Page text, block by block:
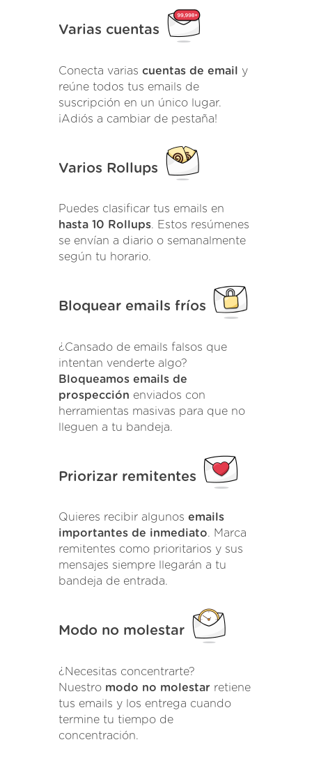
Varias cuentas
Conecta varias cuentas de email y
reúne todos tus emails de
suscripción en un único lugar.
¡Adiós a cambiar de pestaña!
Varios Rollups
Puedes clasificar tus emails en
hasta 10 Rollups. Estos resúmenes
se envían a diario o semanalmente
según tu horario.
Bloquear emails fríos
¿Cansado de emails falsos que
intentan venderte algo?
Bloqueamos emails de
prospección enviados con
herramientas masivas para que no
lleguen a tu bandeja.
Priorizar remitentes
Quieres recibir algunos emails
importantes de inmediato. Marca
remitentes como prioritarios y sus
mensajes siempre llegarán a tu
bandeja de entrada.
Modo no molestar
¿Necesitas concentrarte?
Nuestro modo no molestar retiene
tus emails y los entrega cuando
termine tu tiempo de
concentración.